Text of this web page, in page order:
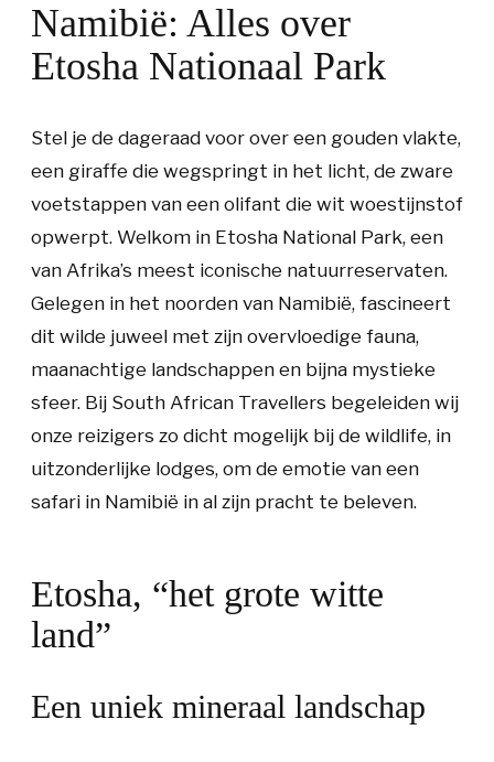
Namibië: Alles over
Etosha Nationaal Park
Stel je de dageraad voor over een gouden vlakte,
een giraffe die wegspringt in het licht, de zware
voetstappen van een olifant die wit woestijnstof
opwerpt. Welkom in Etosha National Park, een
van Afrika’s meest iconische natuurreservaten.
Gelegen in het noorden van Namibië, fascineert
dit wilde juweel met zijn overvloedige fauna,
maanachtige landschappen en bijna mystieke
sfeer. Bij South African Travellers begeleiden wij
onze reizigers zo dicht mogelijk bij de wildlife, in
uitzonderlijke lodges, om de emotie van een
safari in Namibië in al zijn pracht te beleven.
Etosha, “het grote witte
land”
Een uniek mineraal landschap